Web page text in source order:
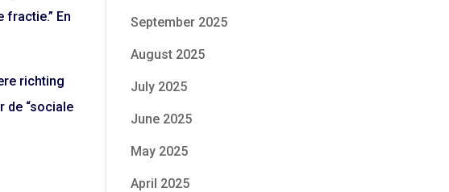
En
richting
de “sociale
September 2025
August 2025
July 2025
June 2025
May 2025
April 2025